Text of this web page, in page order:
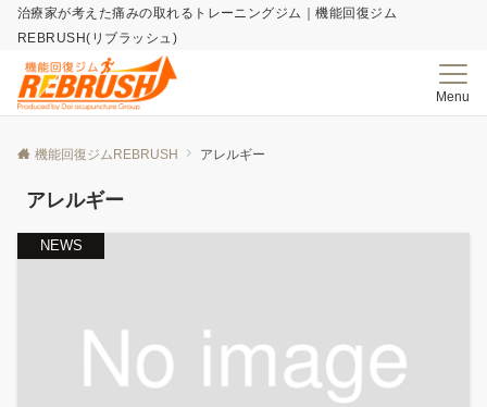
治療家が考えた痛みの取れる​トレーニングジム｜機能回復ジム
REBRUSH(リブラッシュ)
Menu
機能回復ジムREBRUSH アレルギー
アレルギー
NEWS